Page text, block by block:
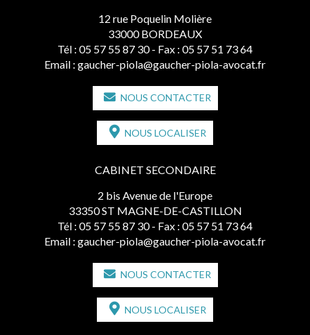
12 rue Poquelin Molière
33000 BORDEAUX
Tél : 05 57 55 87 30 - Fax : 05 57 51 73 64
Email : gaucher-piola@gaucher-piola-avocat.fr
NOUS CONTACTER
NOUS LOCALISER
CABINET SECONDAIRE
2 bis Avenue de l'Europe
33350 ST MAGNE-DE-CASTILLON
Tél : 05 57 55 87 30 - Fax : 05 57 51 73 64
Email : gaucher-piola@gaucher-piola-avocat.fr
NOUS CONTACTER
NOUS LOCALISER